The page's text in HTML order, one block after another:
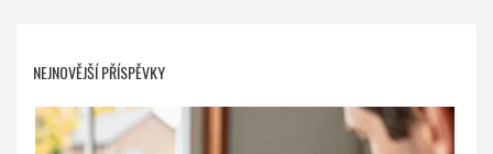
NEJNOVĚJŠÍ PŘÍSPĚVKY